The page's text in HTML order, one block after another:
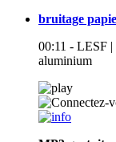
bruitage
00:11 - LESF |
aluminium